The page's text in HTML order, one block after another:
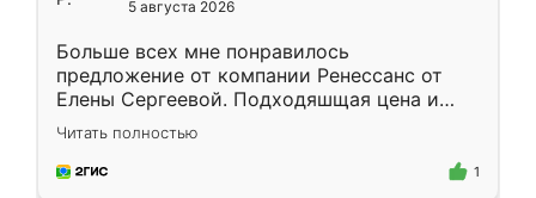
5 августа 2026
Больше всех мне понравилось
предложение от компании Ренессанс от
Елены Сергеевой. Подходяшщая цена и
короткие сроки изготовления. Приехавший
для замера сотрудник Владислав
предложил по моему эскизу самый
Читать полностью
1